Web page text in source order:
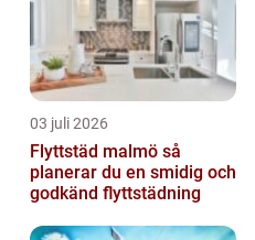
03 juli 2026
Flyttstäd malmö så
planerar du en smidig och
godkänd flyttstädning